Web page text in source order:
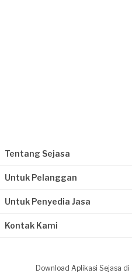
Tentang Sejasa
Untuk Pelanggan
Untuk Penyedia Jasa
Kontak Kami
Download Aplikasi Sejasa di